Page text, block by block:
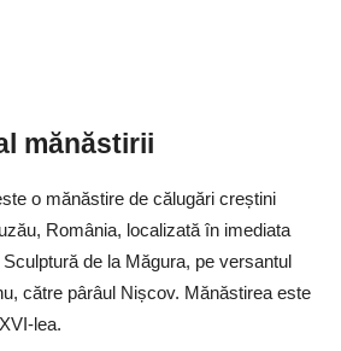
mănăstirii
o mănăstire de călugări creștini
România, localizată în imediata
de la Măgura, pe versantul
către pârâul Nișcov. Mănăstirea este
lea.